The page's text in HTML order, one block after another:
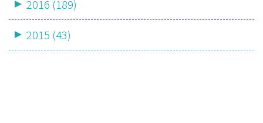
2016 (189)
2015 (43)